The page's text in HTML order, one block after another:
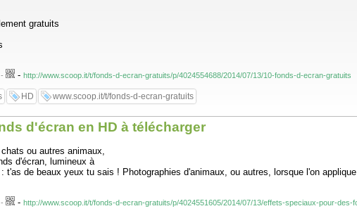
gratuits
- - http://www.scoop.it/t/fonds-d-ecran-gratuits/p/4024554688/2014/07/13/10-fonds-d-ecran-gratuits
HD www.scoop.it/t/fonds-d-ecran-gratuits
d'écran en HD à télécharger
ou autres animaux,
d'écran, lumineux à
t'as de beaux yeux tu sais ! Photographies d'animaux, ou autres, lorsque l'on
- - http://www.scoop.it/t/fonds-d-ecran-gratuits/p/4024551605/2014/07/13/effets-speciaux-pour-des-